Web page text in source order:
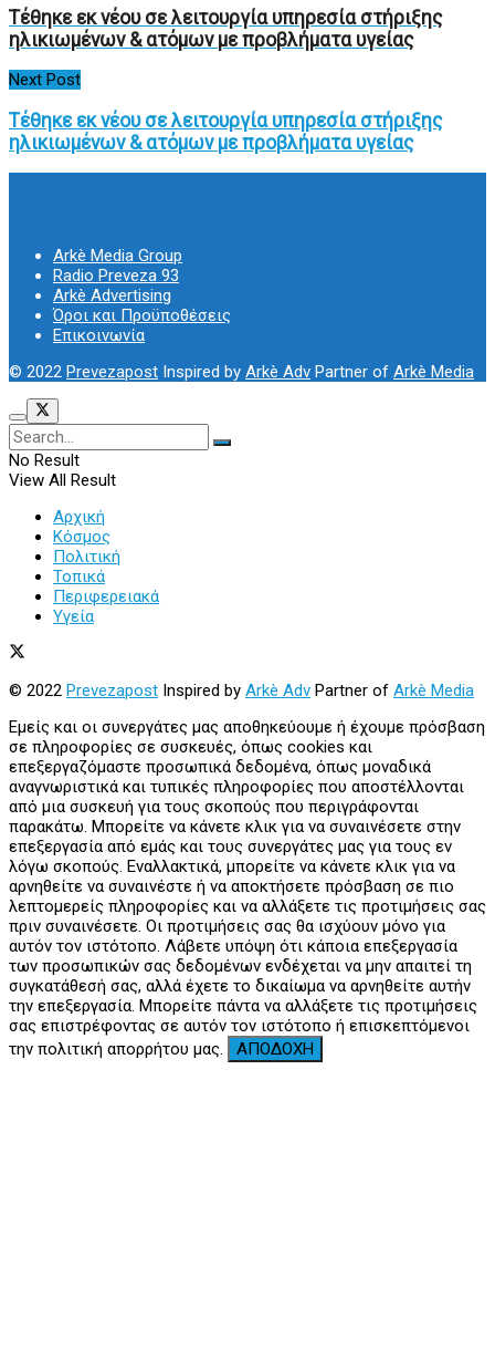
Τέθηκε εκ νέου σε λειτουργία υπηρεσία στήριξης
ηλικιωμένων & ατόμων με προβλήματα υγείας
Next Post
Τέθηκε εκ νέου σε λειτουργία υπηρεσία στήριξης
ηλικιωμένων & ατόμων με προβλήματα υγείας
Arkè Media Group
Radio Preveza 93
Arkè Advertising
Όροι και Προϋποθέσεις
Επικοινωνία
© 2022 Prevezapost Inspired by Arkè Adv Partner of Arkè Media
No Result
View All Result
Αρχική
Κόσμος
Πολιτική
Τοπικά
Περιφερειακά
Υγεία
© 2022 Prevezapost Inspired by Arkè Adv Partner of Arkè Media
Εμείς και οι συνεργάτες μας αποθηκεύουμε ή έχουμε πρόσβαση
σε πληροφορίες σε συσκευές, όπως cookies και
επεξεργαζόμαστε προσωπικά δεδομένα, όπως μοναδικά
αναγνωριστικά και τυπικές πληροφορίες που αποστέλλονται
από μια συσκευή για τους σκοπούς που περιγράφονται
παρακάτω. Μπορείτε να κάνετε κλικ για να συναινέσετε στην
επεξεργασία από εμάς και τους συνεργάτες μας για τους εν
λόγω σκοπούς. Εναλλακτικά, μπορείτε να κάνετε κλικ για να
αρνηθείτε να συναινέστε ή να αποκτήσετε πρόσβαση σε πιο
λεπτομερείς πληροφορίες και να αλλάξετε τις προτιμήσεις σας
πριν συναινέσετε. Οι προτιμήσεις σας θα ισχύουν μόνο για
αυτόν τον ιστότοπο. Λάβετε υπόψη ότι κάποια επεξεργασία
των προσωπικών σας δεδομένων ενδέχεται να μην απαιτεί τη
συγκατάθεσή σας, αλλά έχετε το δικαίωμα να αρνηθείτε αυτήν
την επεξεργασία. Μπορείτε πάντα να αλλάξετε τις προτιμήσεις
σας επιστρέφοντας σε αυτόν τον ιστότοπο ή επισκεπτόμενοι
την πολιτική απορρήτου μας.
ΑΠΟΔΟΧΗ